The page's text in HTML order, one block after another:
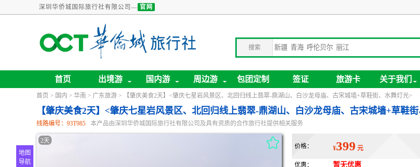
深圳华侨城国际旅行社有限公司— 官网
搜索
首页 出境游 国内游 周边游 包团定制 签证 旅游卡 关于我们
首页 > 国内 > 华南 > 广东旅游 > 【肇庆美食2天】<肇庆七星岩风景区、北回归线上翡翠-鼎湖山、白沙龙母庙、古宋城墙+草鞋街、水舞灯光>
【肇庆美食2天】<肇庆七星岩风景区、北回归线上翡翠-鼎湖山、白沙龙母庙、古宋城墙+草鞋
线路编号：93T985 本产品由深圳华侨城国际旅行社有限公司及具有资质的合作旅行社提供相关服务
2天
价格： ¥399 元
优惠： 暂无优惠
地图
导航